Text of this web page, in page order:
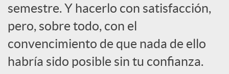
c
i
semestre. Y hacerlo con satisfacción,
pero, sobre todo, con el
convencimiento de que nada de ello
habría sido posible sin tu confianza.